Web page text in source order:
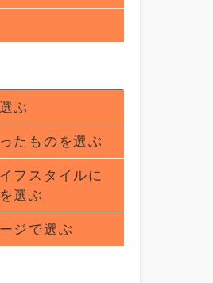
ぶ
たものを選ぶ
フスタイルに
選ぶ
ジで選ぶ